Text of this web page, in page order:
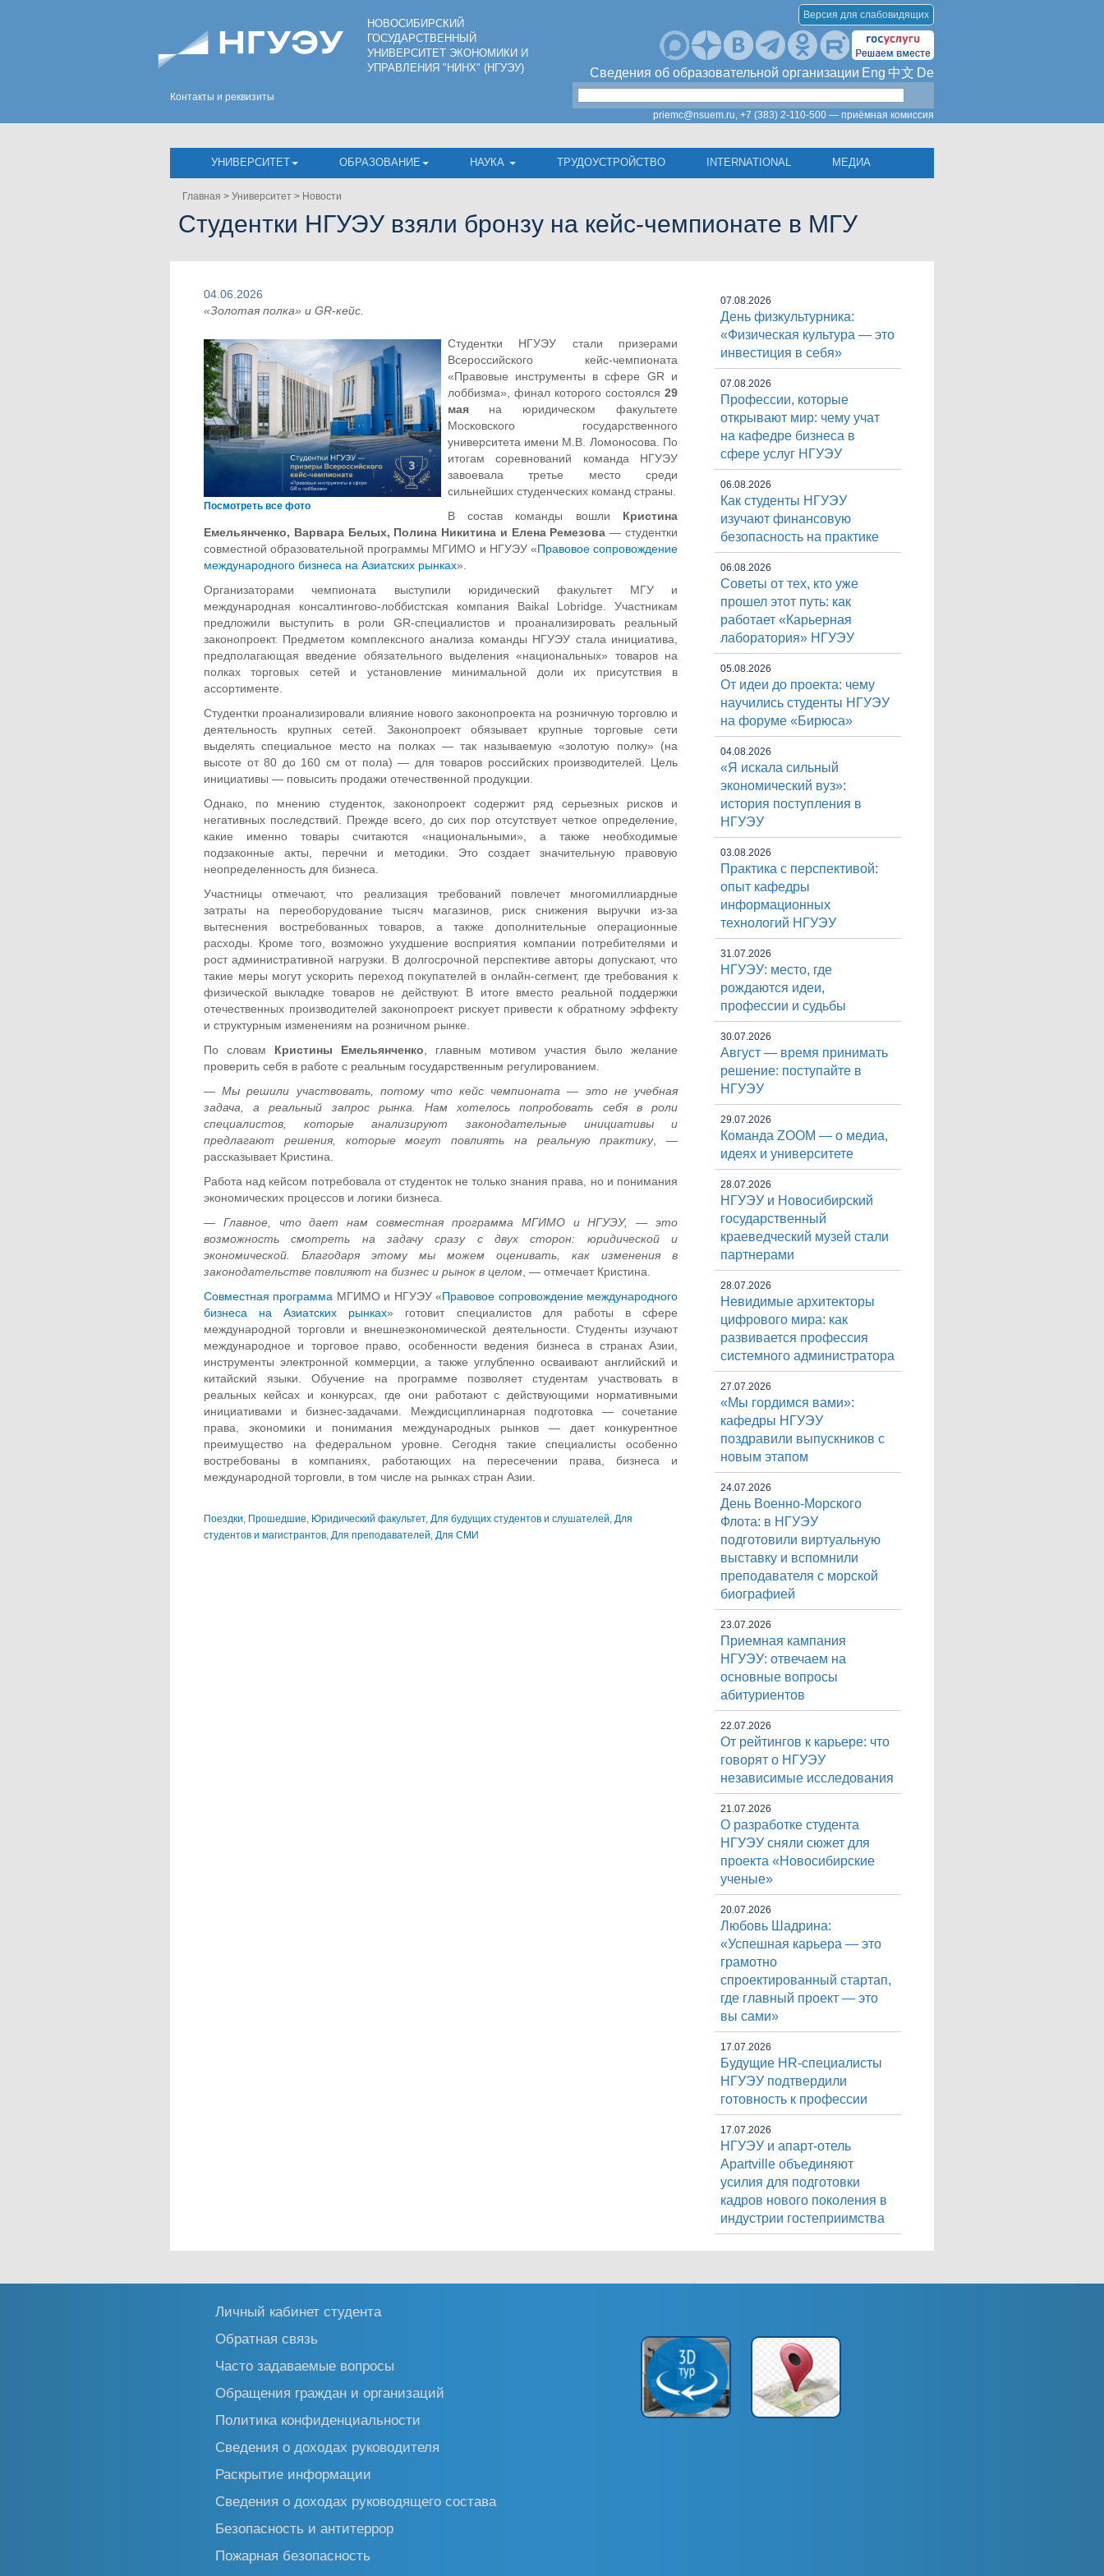
Контакты и реквизиты
НОВОСИБИРСКИЙ
ГОСУДАРСТВЕННЫЙ
УНИВЕРСИТЕТ ЭКОНОМИКИ И
УПРАВЛЕНИЯ "НИНХ" (НГУЭУ)
Версия для слабовидящих
Сведения об образовательной организации Eng 中文 De
priemc@nsuem.ru, +7 (383) 2-110-500 — приёмная комиссия
УНИВЕРСИТЕТ ОБРАЗОВАНИЕ НАУКА ТРУДОУСТРОЙСТВО INTERNATIONAL МЕДИА
Главная > Университет > Новости
Студентки НГУЭУ взяли бронзу на кейс-чемпионате в МГУ
04.06.2026
«Золотая полка» и GR-кейс.
Посмотреть все фото
Студентки НГУЭУ стали призерами
Всероссийского кейс-чемпионата
«Правовые инструменты в сфере GR и
лоббизма», финал которого состоялся 29
маяна юридическом факультете
Московского государственного
университета имени М.В. Ломоносова. По
итогам соревнований команда НГУЭУ
завоевала третье место среди
сильнейших студенческих команд страны.
В состав команды вошли Кристина
Емельянченко, Варвара Белых, Полина Никитина и Елена Ремезова — студентки
совместной образовательной программы МГИМО и НГУЭУ «Правовое сопровождение
международного бизнеса на Азиатских рынках».
Организаторами чемпионата выступили юридический факультет МГУ и
международная консалтингово-лоббистская компания Baikal Lobridge. Участникам
предложили выступить в роли GR-специалистов и проанализировать реальный
законопроект. Предметом комплексного анализа команды НГУЭУ стала инициатива,
предполагающая введение обязательного выделения «национальных» товаров на
полках торговых сетей и установление минимальной доли их присутствия в
ассортименте.
Студентки проанализировали влияние нового законопроекта на розничную торговлю и
деятельность крупных сетей. Законопроект обязывает крупные торговые сети
выделять специальное место на полках — так называемую «золотую полку» (на
высоте от 80 до 160 см от пола) — для товаров российских производителей. Цель
инициативы — повысить продажи отечественной продукции.
Однако, по мнению студенток, законопроект содержит ряд серьезных рисков и
негативных последствий. Прежде всего, до сих пор отсутствует четкое определение,
какие именно товары считаются «национальными», а также необходимые
подзаконные акты, перечни и методики. Это создает значительную правовую
неопределенность для бизнеса.
Участницы отмечают, что реализация требований повлечет многомиллиардные
затраты на переоборудование тысяч магазинов, риск снижения выручки из-за
вытеснения востребованных товаров, а также дополнительные операционные
расходы. Кроме того, возможно ухудшение восприятия компании потребителями и
рост административной нагрузки. В долгосрочной перспективе авторы допускают, что
такие меры могут ускорить переход покупателей в онлайн-сегмент, где требования к
физической выкладке товаров не действуют. В итоге вместо реальной поддержки
отечественных производителей законопроект рискует привести к обратному эффекту
и структурным изменениям на розничном рынке.
По словам Кристины Емельянченко , главным мотивом участия было желание
проверить себя в работе с реальным государственным регулированием.
—Мы решили участвовать, потому что кейс чемпионата — это не учебная
задача, а реальный запрос рынка. Нам хотелось попробовать себя в роли
специалистов, которые анализируют законодательные инициативы и
предлагают решения, которые могут повлиять на реальную практику, —
рассказывает Кристина.
Работа над кейсом потребовала от студенток не только знания права, но и понимания
экономических процессов и логики бизнеса.
— Главное, что дает нам совместная программа МГИМО и НГУЭУ, — это
возможность смотреть на задачу сразу с двух сторон: юридической и
экономической. Благодаря этому мы можем оценивать, как изменения в
законодательстве повлияют на бизнес и рынок в целом , — отмечает Кристина.
Совместная программа МГИМО и НГУЭУ «Правовое сопровождение международного
бизнеса на Азиатских рынках» готовит специалистов для работы в сфере
международной торговли и внешнеэкономической деятельности. Студенты изучают
международное и торговое право, особенности ведения бизнеса в странах Азии,
инструменты электронной коммерции, а также углубленно осваивают английский и
китайский языки. Обучение на программе позволяет студентам участвовать в
реальных кейсах и конкурсах, где они работают с действующими нормативными
инициативами и бизнес-задачами. Междисциплинарная подготовка — сочетание
права, экономики и понимания международных рынков — дает конкурентное
преимущество на федеральном уровне. Сегодня такие специалисты особенно
востребованы в компаниях, работающих на пересечении права, бизнеса и
международной торговли, в том числе на рынках стран Азии.
Поездки, Прошедшие, Юридический факультет, Для будущих студентов и слушателей, Для
студентов и магистрантов, Для преподавателей, Для СМИ
07.08.2026
День физкультурника:
«Физическая культура — это
инвестиция в себя»
07.08.2026
Профессии, которые
открывают мир: чему учат
на кафедре бизнеса в
сфере услуг НГУЭУ
06.08.2026
Как студенты НГУЭУ
изучают финансовую
безопасность на практике
06.08.2026
Советы от тех, кто уже
прошел этот путь: как
работает «Карьерная
лаборатория» НГУЭУ
05.08.2026
От идеи до проекта: чему
научились студенты НГУЭУ
на форуме «Бирюса»
04.08.2026
«Я искала сильный
экономический вуз»:
история поступления в
НГУЭУ
03.08.2026
Практика с перспективой:
опыт кафедры
информационных
технологий НГУЭУ
31.07.2026
НГУЭУ: место, где
рождаются идеи,
профессии и судьбы
30.07.2026
Август — время принимать
решение: поступайте в
НГУЭУ
29.07.2026
Команда ZOOM — о медиа,
идеях и университете
28.07.2026
НГУЭУ и Новосибирский
государственный
краеведческий музей стали
партнерами
28.07.2026
Невидимые архитекторы
цифрового мира: как
развивается профессия
системного администратора
27.07.2026
«Мы гордимся вами»:
кафедры НГУЭУ
поздравили выпускников с
новым этапом
24.07.2026
День Военно-Морского
Флота: в НГУЭУ
подготовили виртуальную
выставку и вспомнили
преподавателя с морской
биографией
23.07.2026
Приемная кампания
НГУЭУ: отвечаем на
основные вопросы
абитуриентов
22.07.2026
От рейтингов к карьере: что
говорят о НГУЭУ
независимые исследования
21.07.2026
О разработке студента
НГУЭУ сняли сюжет для
проекта «Новосибирские
ученые»
20.07.2026
Любовь Шадрина:
«Успешная карьера — это
грамотно
спроектированный стартап,
где главный проект — это
вы сами»
17.07.2026
Будущие HR-специалисты
НГУЭУ подтвердили
готовность к профессии
17.07.2026
НГУЭУ и апарт-отель
Apartville объединяют
усилия для подготовки
кадров нового поколения в
индустрии гостеприимства
Личный кабинет студента
Обратная связь
Часто задаваемые вопросы
Обращения граждан и организаций
Политика конфиденциальности
Сведения о доходах руководителя
Раскрытие информации
Сведения о доходах руководящего состава
Безопасность и антитеррор
Пожарная безопасность